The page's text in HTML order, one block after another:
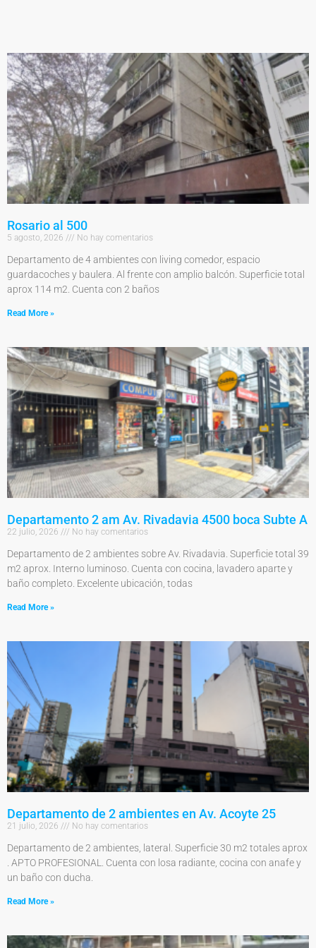
Rosario al 500
5 agosto, 2026 No hay comentarios
Departamento de 4 ambientes con living comedor, espacio
guardacoches y baulera. Al frente con amplio balcón. Superficie total
aprox 114 m2. Cuenta con 2 baños
Read More »
Departamento 2 am Av. Rivadavia 4500 boca Subte A
22 julio, 2026 No hay comentarios
Departamento de 2 ambientes sobre Av. Rivadavia. Superficie total 39
m2 aprox. Interno luminoso. Cuenta con cocina, lavadero aparte y
baño completo. Excelente ubicación, todas
Read More »
Departamento de 2 ambientes en Av. Acoyte 25
21 julio, 2026 No hay comentarios
Departamento de 2 ambientes, lateral. Superficie 30 m2 totales aprox
. APTO PROFESIONAL. Cuenta con losa radiante, cocina con anafe y
un baño con ducha.
Read More »